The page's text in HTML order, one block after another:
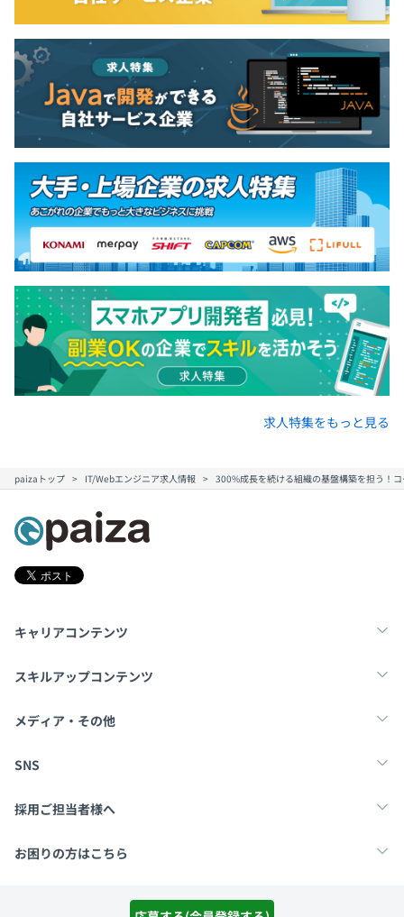
求人特集をもっと見る
paizaトップ IT/Webエンジニア求人情報 300%成長を続ける組織の基盤構築を担う！
キャリアコンテンツ
転職・キャリア
スキルアップコンテンツ
学習
メディア・その他
Tech Team Journal
SNS
X
採用ご担当者様へ
採用・教育をお考えの企業様へ
お困りの方はこちら
利用規約プライバシーポリシーCookieポリシー